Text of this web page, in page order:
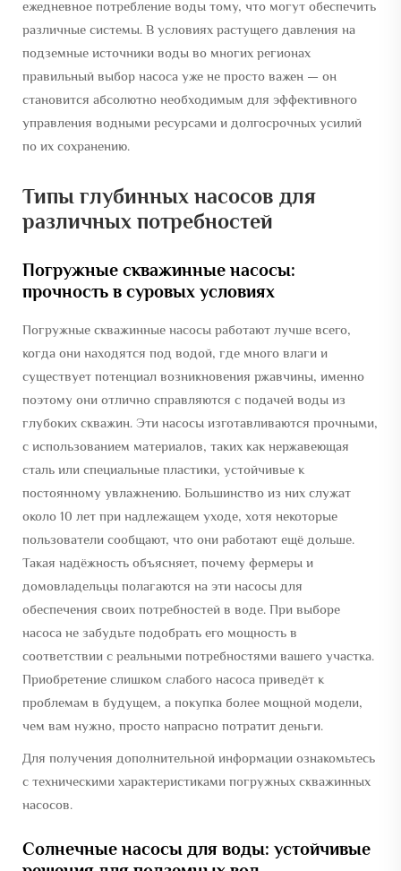
ежедневное потребление воды тому, что могут обеспечить
различные системы. В условиях растущего давления на
подземные источники воды во многих регионах
правильный выбор насоса уже не просто важен — он
становится абсолютно необходимым для эффективного
управления водными ресурсами и долгосрочных усилий
по их сохранению.
Типы глубинных насосов для
различных потребностей
Погружные скважинные насосы:
прочность в суровых условиях
Погружные скважинные насосы работают лучше всего,
когда они находятся под водой, где много влаги и
существует потенциал возникновения ржавчины, именно
поэтому они отлично справляются с подачей воды из
глубоких скважин. Эти насосы изготавливаются прочными,
с использованием материалов, таких как нержавеющая
сталь или специальные пластики, устойчивые к
постоянному увлажнению. Большинство из них служат
около 10 лет при надлежащем уходе, хотя некоторые
пользователи сообщают, что они работают ещё дольше.
Такая надёжность объясняет, почему фермеры и
домовладельцы полагаются на эти насосы для
обеспечения своих потребностей в воде. При выборе
насоса не забудьте подобрать его мощность в
соответствии с реальными потребностями вашего участка.
Приобретение слишком слабого насоса приведёт к
проблемам в будущем, а покупка более мощной модели,
чем вам нужно, просто напрасно потратит деньги.
Для получения дополнительной информации ознакомьтесь
с техническими характеристиками погружных скважинных
насосов.
Солнечные насосы для воды: устойчивые